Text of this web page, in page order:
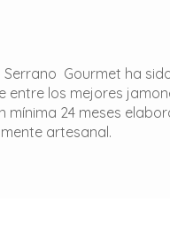
Gourmet ha
entre los mejores
mínima 24 meses
artesanal.